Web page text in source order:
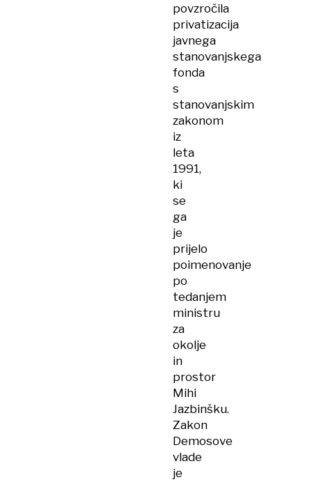
povzročila
privatizacija
javnega
stanovanjskega
fonda
s
stanovanjskim
zakonom
iz
leta
1991,
ki
se
ga
je
prijelo
poimenovanje
po
tedanjem
ministru
za
okolje
in
prostor
Mihi
Jazbinšku.
Zakon
Demosove
vlade
je